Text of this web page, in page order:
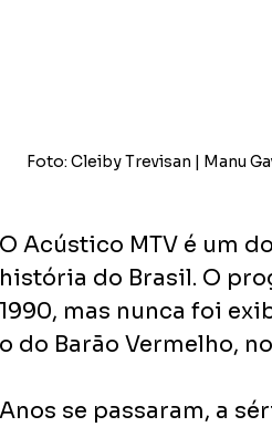
Foto: Cleiby Trevisan | Manu
O Acústico MTV é um
história do Brasil. O
1990, mas nunca foi
o do Barão Vermelho,
Anos se passaram, a